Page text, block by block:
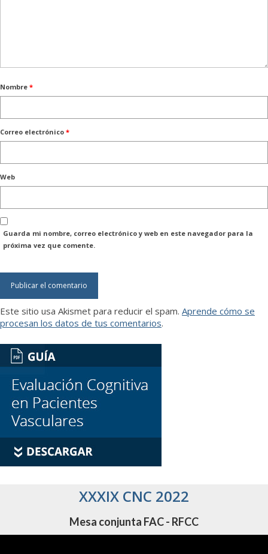
Nombre *
Correo electrónico *
Web
Guarda mi nombre, correo electrónico y web en este navegador para la
próxima vez que comente.
Este sitio usa Akismet para reducir el spam. Aprende cómo se
procesan los datos de tus comentarios.
XXXIX CNC 2022
Mesa conjunta FAC - RFCC